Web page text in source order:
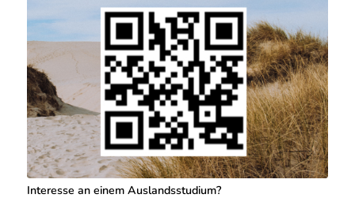
Interesse an einem Auslandsstudium?